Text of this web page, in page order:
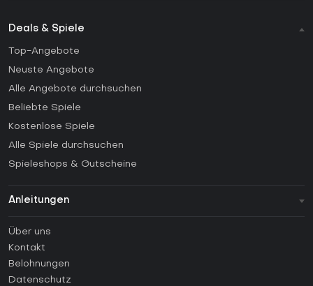
Deals & Spiele
Top-Angebote
Neuste Angebote
Alle Angebote durchsuchen
Beliebte Spiele
Kostenlose Spiele
Alle Spiele durchsuchen
Spieleshops & Gutscheine
Anleitungen
Anleitungen
Wie aktiviert man einen Steam CD Key?
Wie aktiviert man einen Epic Games CD Key?
Über uns
Kontakt
Belohnungen
Datenschutz